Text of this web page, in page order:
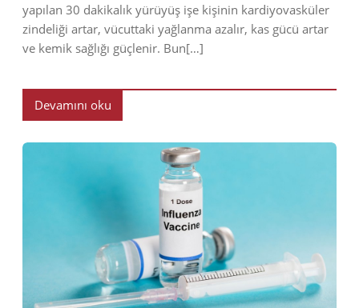
yapılan 30 dakikalık yürüyüş işe kişinin kardiyovasküler
zindeliği artar, vücuttaki yağlanma azalır, kas gücü artar
ve kemik sağlığı güçlenir. Bun[…]
Devamını oku